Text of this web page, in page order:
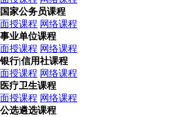
国家公务员课程
面授课程 网络课程
事业单位课程
面授课程 网络课程
银行|信用社课程
面授课程 网络课程
医疗卫生课程
面授课程 网络课程
公选遴选课程